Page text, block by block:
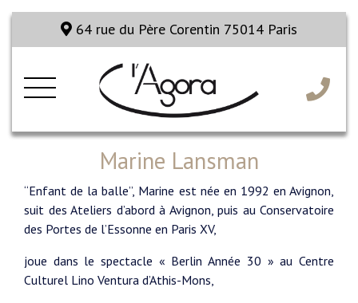
64 rue du Père Corentin 75014 Paris
Marine Lansman
“Enfant de la balle”, Marine est née en 1992 en Avignon,
suit des Ateliers d’abord à Avignon, puis au Conservatoire
des Portes de l’Essonne en Paris XV,
joue dans le spectacle « Berlin Année 30 » au Centre
Culturel Lino Ventura d’Athis-Mons,